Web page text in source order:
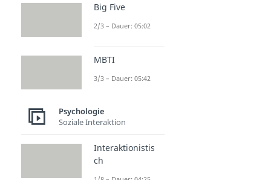
Big Five
2/3 – Dauer: 05:02
MBTI
3/3 – Dauer: 05:42
Psychologie
Soziale Interaktion
Interaktionistis
ch